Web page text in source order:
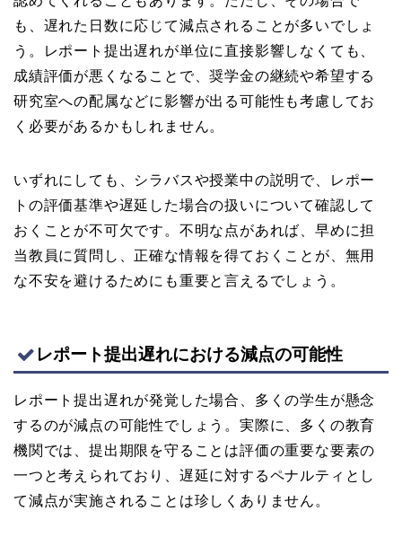
も、遅れた日数に応じて減点されることが多いでしょ
う。レポート提出遅れが単位に直接影響しなくても、
成績評価が悪くなることで、奨学金の継続や希望する
研究室への配属などに影響が出る可能性も考慮してお
く必要があるかもしれません。
いずれにしても、シラバスや授業中の説明で、レポー
トの評価基準や遅延した場合の扱いについて確認して
おくことが不可欠です。不明な点があれば、早めに担
当教員に質問し、正確な情報を得ておくことが、無用
な不安を避けるためにも重要と言えるでしょう。
レポート提出遅れにおける減点の可能性
レポート提出遅れが発覚した場合、多くの学生が懸念
するのが減点の可能性でしょう。実際に、多くの教育
機関では、提出期限を守ることは評価の重要な要素の
一つと考えられており、遅延に対するペナルティとし
て減点が実施されることは珍しくありません。